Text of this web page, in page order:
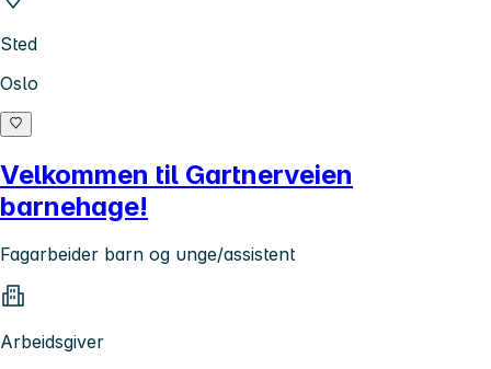
Sted
Oslo
Velkommen til Gartnerveien
barnehage!
Fagarbeider barn og unge/assistent
Arbeidsgiver